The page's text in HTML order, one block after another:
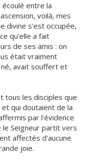
entre la
voilà, mes
divine s'est occupée,
qu'elle a fait
de ses amis : on
était vraiment
avait souffert et
tous les disciples que
qui doutaient de la
par l'évidence
le Seigneur partit vers
affectés d'aucune
joie.